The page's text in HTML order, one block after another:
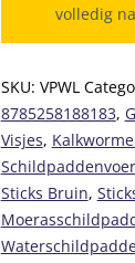
volledig
SKU: VPWL
8785258188183,
Visjes,
Schildpaddenvoer
Sticks Bruin,